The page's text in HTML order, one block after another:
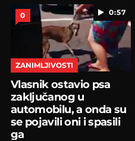
0:57
0
ZANIMLJIVOSTI
Vlasnik ostavio psa
zaključanog u
automobilu, a onda su
se pojavili oni i spasili
ga